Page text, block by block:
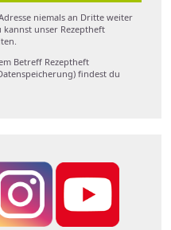
niemals an Dritte weiter
kannst unser Rezeptheft
Betreff Rezeptheft
findest du